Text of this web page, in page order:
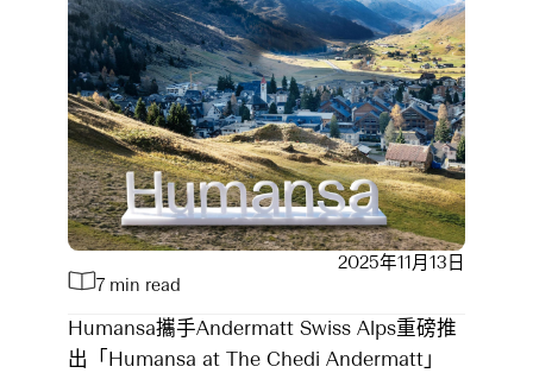
7 min read
2025年11月13日
Humansa攜手Andermatt Swiss Alps重磅推
出「Humansa at The Chedi Andermatt」